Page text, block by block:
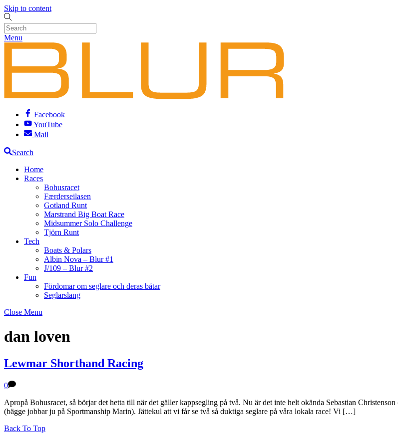
Skip to content
Menu
Facebook
YouTube
Mail
Search
Home
Races
Bohusracet
Færderseilasen
Gotland Runt
Marstrand Big Boat Race
Midsummer Solo Challenge
Tjörn Runt
Tech
Boats & Polars
Albin Nova – Blur #1
J/109 – Blur #2
Fun
Fördomar om seglare och deras båtar
Seglarslang
Close Menu
dan loven
Lewmar Shorthand Racing
0
Apropå Bohusracet, så börjar det hetta till när det gäller kappsegling på två. Nu är det inte helt okända Sebastian
(bägge jobbar ju på Sportmanship Marin). Jättekul att vi får se två så duktiga seglare på våra lokala race! Vi […]
Back To Top